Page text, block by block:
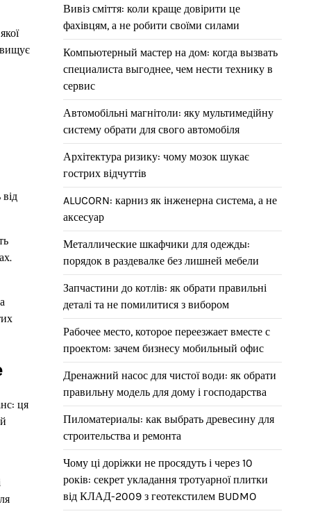
ця
Вивіз сміття: коли краще довірити це
фахівцям, а не робити своїми силами
Компьютерный мастер на дом: когда вызвать
специалиста выгоднее, чем нести технику в
сервис
Автомобільні магнітоли: яку мультимедійну
систему обрати для свого автомобіля
Архітектура ризику: чому мозок шукає
гострих відчуттів
ALUCORN: карниз як інженерна система, а не
аксесуар
Металлические шкафчики для одежды:
порядок в раздевалке без лишней мебели
Запчастини до котлів: як обрати правильні
деталі та не помилитися з вибором
Рабочее место, которое переезжает вместе с
проектом: зачем бизнесу мобильный офис
Дренажний насос для чистої води: як обрати
правильну модель для дому і господарства
Пиломатериалы: как выбрать древесину для
строительства и ремонта
Чому ці доріжки не просядуть і через 10
років: секрет укладання тротуарної плитки
від КЛАД-2009 з геотекстилем BUDMO